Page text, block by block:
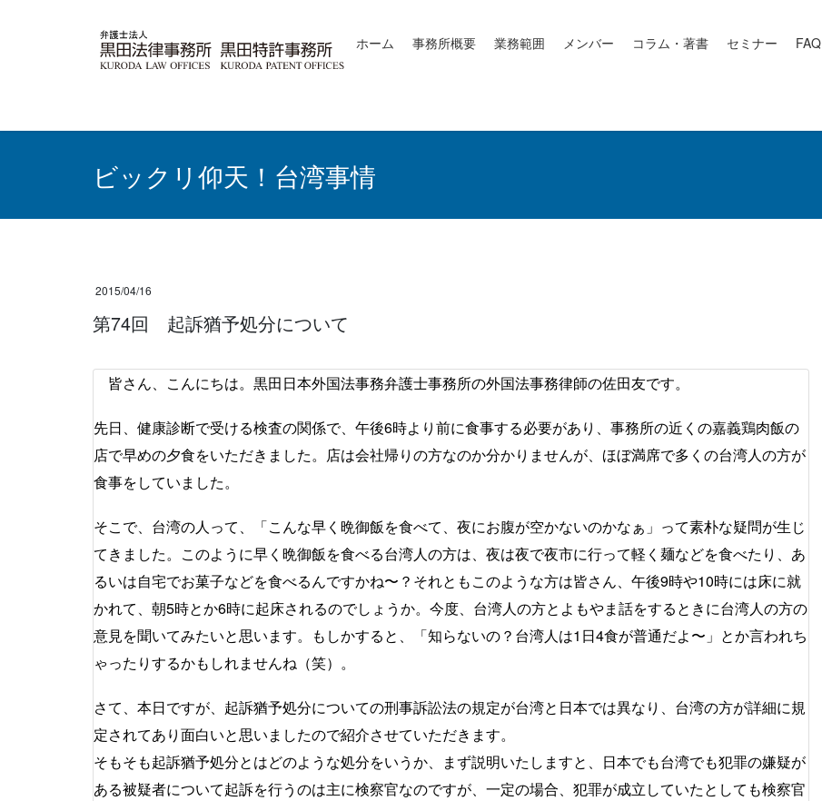
ホーム 事務所概要 業務範囲 メンバー コラム・著書 セミナー FAQ
ビックリ仰天！台湾事情
2015/04/16
第74回 起訴猶予処分について
皆さん、こんにちは。黒田日本外国法事務弁護士事務所の外国法事務律師の佐田友です。
先日、健康診断で受ける検査の関係で、午後6時より前に食事する必要があり、事務所の近くの嘉義鶏肉飯の
店で早めの夕食をいただきました。店は会社帰りの方なのか分かりませんが、ほぼ満席で多くの台湾人の方が
食事をしていました。
そこで、台湾の人って、「こんな早く晩御飯を食べて、夜にお腹が空かないのかなぁ」って素朴な疑問が生じ
てきました。このように早く晩御飯を食べる台湾人の方は、夜は夜で夜市に行って軽く麺などを食べたり、あ
るいは自宅でお菓子などを食べるんですかね〜？それともこのような方は皆さん、午後9時や10時には床に就
かれて、朝5時とか6時に起床されるのでしょうか。今度、台湾人の方とよもやま話をするときに台湾人の方の
意見を聞いてみたいと思います。もしかすると、「知らないの？台湾人は1日4食が普通だよ〜」とか言われち
ゃったりするかもしれませんね（笑）。
さて、本日ですが、起訴猶予処分についての刑事訴訟法の規定が台湾と日本では異なり、台湾の方が詳細に規
定されてあり面白いと思いましたので紹介させていただきます。
そもそも起訴猶予処分とはどのような処分をいうか、まず説明いたしますと、日本でも台湾でも犯罪の嫌疑が
ある被疑者について起訴を行うのは主に検察官なのですが、一定の場合、犯罪が成立していたとしても検察官